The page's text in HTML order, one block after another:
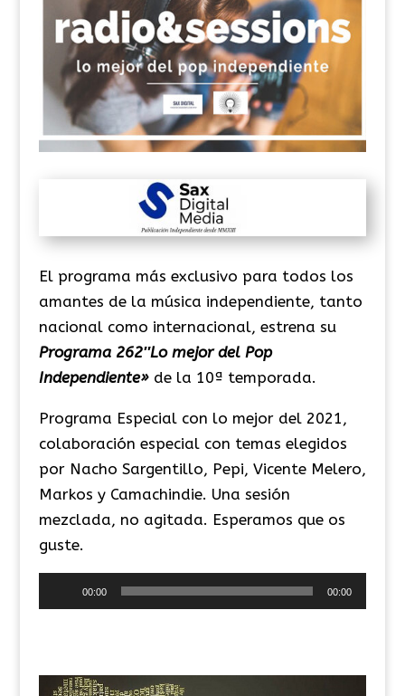
El programa más exclusivo para todos los
amantes de la música independiente, tanto
nacional como internacional, estrena su
Programa 262″Lo mejor del Pop
Independiente» de la 10ª temporada.
Programa Especial con lo mejor del 2021,
colaboración especial con temas elegidos
por Nacho Sargentillo, Pepi, Vicente Melero,
Markos y Camachindie. Una sesión
mezclada, no agitada. Esperamos que os
guste.
Reproductor
de
00:00 00:00